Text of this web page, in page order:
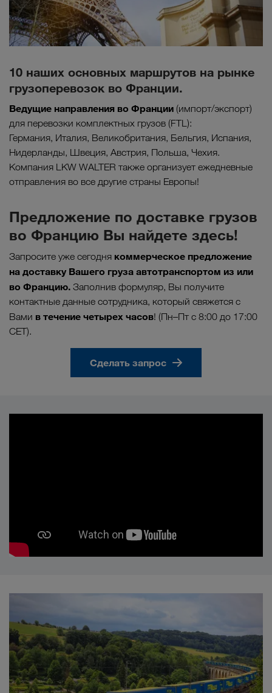
10 наших основных маршрутов на рынке
грузоперевозок во Франции.
Ведущие направления во Франции (импорт/экспорт)
для перевозки комплектных грузов (FTL):
Германия, Италия, Великобритания, Бельгия, Испания,
Нидерланды, Швеция, Австрия, Польша, Чехия.
Компания LKW WALTER также организует ежедневные
отправления во все другие страны Европы!
Предложение по доставке грузов
во Францию Вы найдете здесь!
Запросите уже сегодня коммерческое предложение
на доставку Вашего груза автотранспортом из или
во Францию. Заполнив формуляр, Вы получите
контактные данные сотрудника, который свяжется с
Вами в течение четырех часов! (Пн–Пт с 8:00 до 17:00
CET).
Сделать запрос